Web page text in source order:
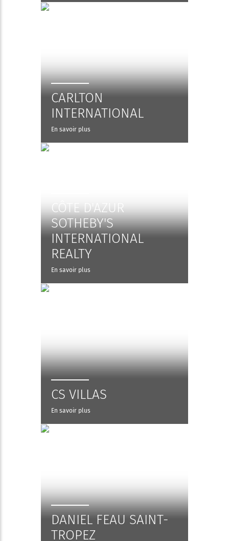
CARLTON
INTERNATIONAL
En savoir plus
CÔTE D'AZUR
SOTHEBY'S
INTERNATIONAL
REALTY
En savoir plus
CS VILLAS
En savoir plus
DANIEL FEAU SAINT-
TROPEZ